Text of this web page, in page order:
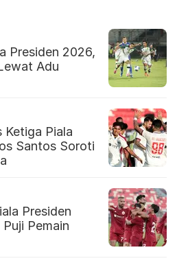
Presiden 2026,
Adu
Ketiga Piala
Santos Soroti
Presiden
Pemain